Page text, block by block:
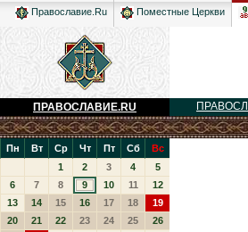
Православие.Ru Поместные Церкви
ПРАВОСЛАВИЕ.RU
Пн Вт Ср Чт Пт Сб
Вс
1
2 3 4
5
6
7 8 9 10 11
12
13
14 15 16 17 18
19
20
21 22 23 24 25
26